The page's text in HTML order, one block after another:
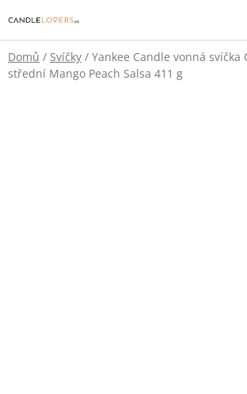
na
obsah
Domů / Svíčky / Yankee Candle vonná svíčka
střední Mango Peach Salsa 411 g